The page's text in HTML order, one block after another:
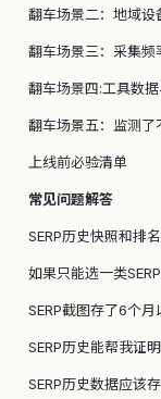
翻车场景二：地域设
翻车场景三：采集
翻车场景四:工具数
上线前必验清单
常见问题解答
SERP历史快照和排
如果只能选一类
SERP截图存了6个月
SERP历史数据应该